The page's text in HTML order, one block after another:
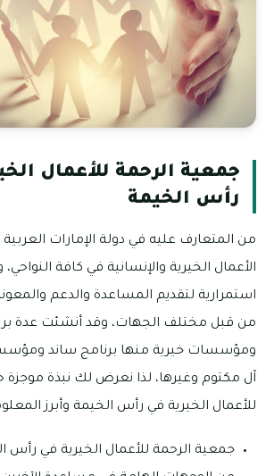
جمعية الرحمة للأعمال
رأس الخيمة
من المتعارف عليه في دولة الإمارات
الأعمال الخيرية والإنسانية في كافة النواحي،
استمرارية لتقديم المساعدة والدعم والمعونة
من قبل مختلف الجهات، وقد أنشئت عدة
ومؤسسات خيرية منها برنامج ساند
آل مكتوم وغيرها، لذا نعرض لك نبذة موجزة
للأعمال الخيرية في رأس الخيمة وأبرز
جمعية الرحمة للأعمال الخيرية في رأس